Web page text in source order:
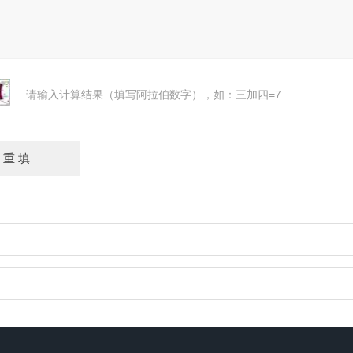
请输入计算结果（填写阿拉伯数字），如：三加四=7